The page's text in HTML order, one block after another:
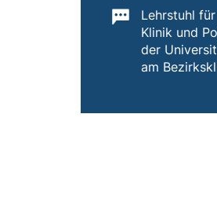
Wichtige
Lehrstuhl
Klinik und
der
am